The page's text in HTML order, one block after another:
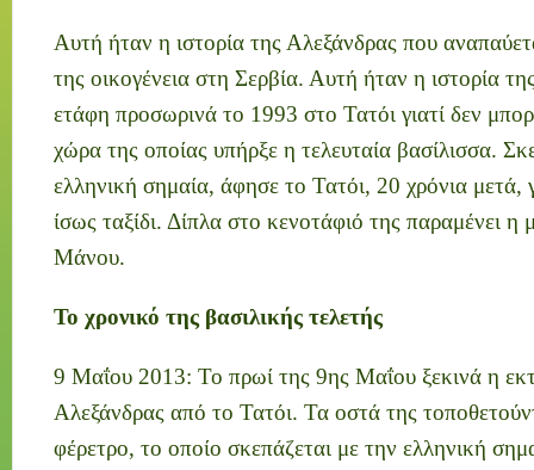
Αυτή ήταν η ιστορία της Αλεξάνδρας που
της οικογένεια στη Σερβία. Αυτή ήταν η ιστορία
ετάφη προσωρινά το 1993 στο Τατόι γιατί δεν
χώρα της οποίας υπήρξε η τελευταία βασίλισσα.
ελληνική σημαία, άφησε το Τατόι, 20 χρόνια μετά,
ίσως ταξίδι. Δίπλα στο κενοτάφιό της παραμένει
Μάνου.
Το χρονικό της βασιλικής τελετής
9 Μαΐου 2013: Το πρωί της 9ης Μαΐου ξεκινά η
Αλεξάνδρας από το Τατόι. Τα οστά της
φέρετρο, το οποίο σκεπάζεται με την ελληνική